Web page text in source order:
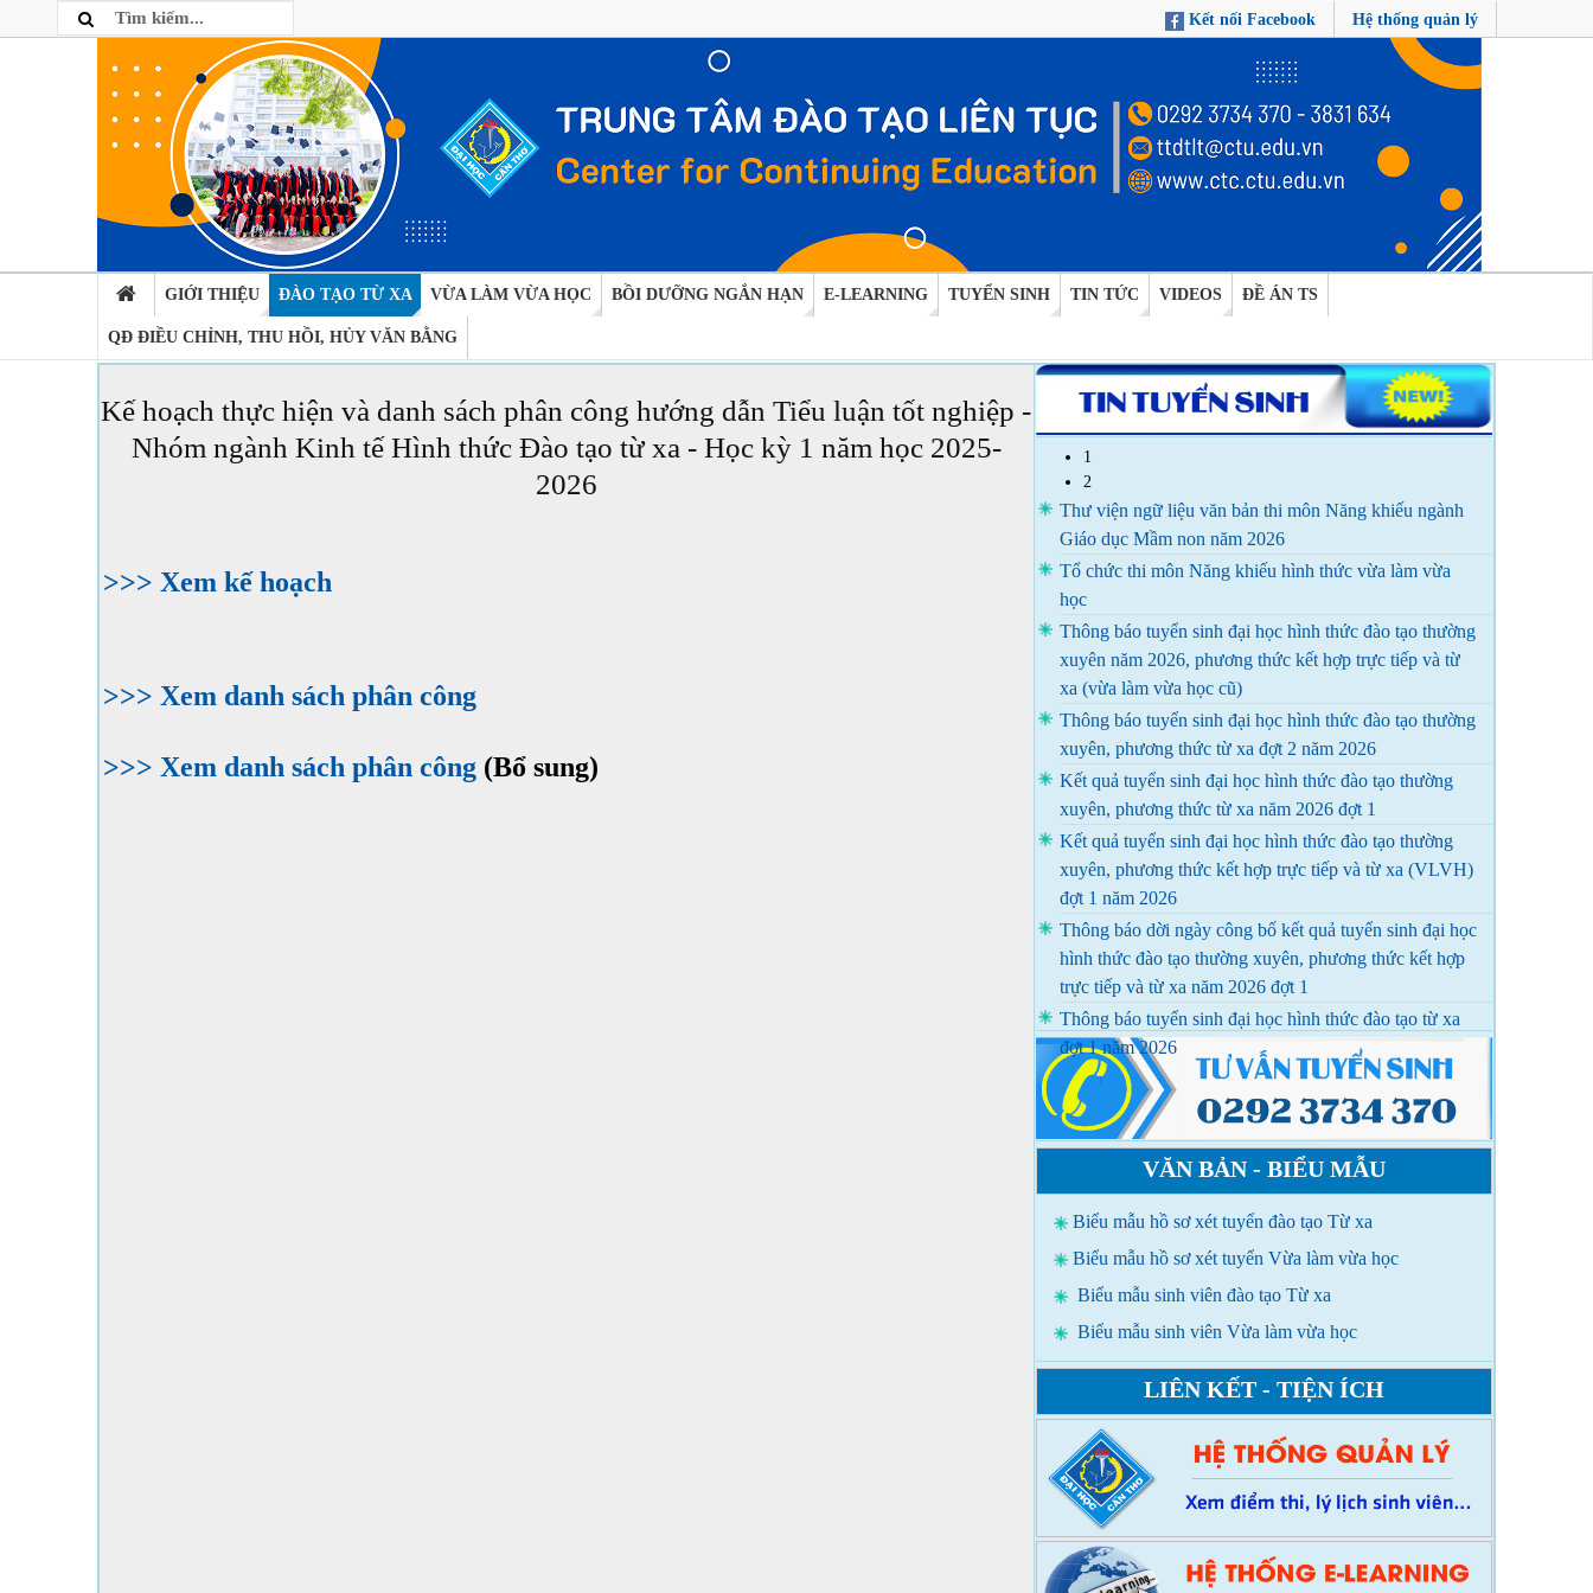
Kết nối Facebook Hệ thống quản lý
GIỚI THIỆU ĐÀO TẠO TỪ XA VỪA LÀM VỪA HỌC BỒI DƯỠNG NGẮN HẠN E-LEARNING TUYỂN SINH TIN TỨC VIDEOS ĐỀ ÁN TS
QĐ ĐIỀU CHỈNH, THU HỒI, HỦY VĂN BẰNG
Kế hoạch thực hiện và danh sách phân công hướng dẫn Tiểu luận tốt nghiệp -
Nhóm ngành Kinh tế Hình thức Đào tạo từ xa - Học kỳ 1 năm học 2025-
2026
>>> Xem kế hoạch
>>> Xem danh sách phân công
>>> Xem danh sách phân công (Bổ sung)
1
2
Thư viện ngữ liệu văn bản thi môn Năng khiếu ngành
Giáo dục Mầm non năm 2026
Tổ chức thi môn Năng khiếu hình thức vừa làm vừa
học
Thông báo tuyển sinh đại học hình thức đào tạo thường
xuyên năm 2026, phương thức kết hợp trực tiếp và từ
xa (vừa làm vừa học cũ)
Thông báo tuyển sinh đại học hình thức đào tạo thường
xuyên, phương thức từ xa đợt 2 năm 2026
Kết quả tuyển sinh đại học hình thức đào tạo thường
xuyên, phương thức từ xa năm 2026 đợt 1
Kết quả tuyển sinh đại học hình thức đào tạo thường
xuyên, phương thức kết hợp trực tiếp và từ xa (VLVH)
đợt 1 năm 2026
Thông báo dời ngày công bố kết quả tuyển sinh đại học
hình thức đào tạo thường xuyên, phương thức kết hợp
trực tiếp và từ xa năm 2026 đợt 1
Thông báo tuyển sinh đại học hình thức đào tạo từ xa
đợt 1 năm 2026
VĂN BẢN - BIỂU MẪU
Biểu mẫu hồ sơ xét tuyển đào tạo Từ xa
Biểu mẫu hồ sơ xét tuyển Vừa làm vừa học
Biểu mẫu sinh viên đào tạo Từ xa
Biểu mẫu sinh viên Vừa làm vừa học
LIÊN KẾT - TIỆN ÍCH